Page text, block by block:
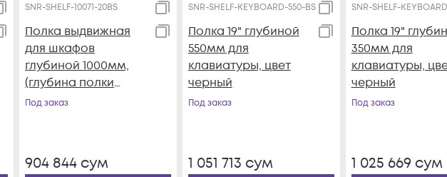
SNR-SHELF-10071-20BS
Полка выдвижная
для шкафов
глубиной 1000мм,
(глубина полки
710мм)
10071-20BS)
Под заказ
904 844сум
SNR-SHELF-KEYBOARD-550-BS
Полка 19" глубиной
550мм для
клавиатуры, цвет
черный
Под заказ
1 051 713 сум
SNR-SHELF-
Полка 19"
350мм для
клавиатуры,
черный
Под заказ
1 025 669 сум